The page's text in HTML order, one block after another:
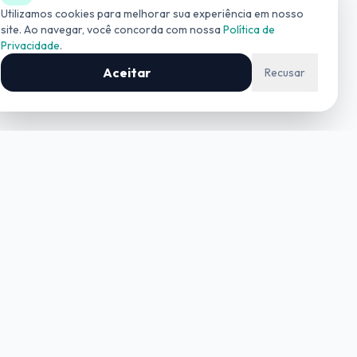
Utilizamos cookies para melhorar sua experiência em nosso
site. Ao navegar, você concorda com nossa Política de
Privacidade.
Aceitar Recusar
(19) 3534-4042
(19) 99727-0006